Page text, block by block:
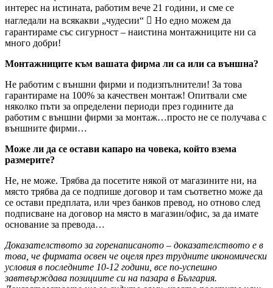
интерес на истината, работим вече 21 години, и сме се
нагледали на всякакви „чудесии“  Но едно можем да
гарантираме със сигурност – наистина монтажниците ни са
много добри!
Монтажниците към вашата фирма ли са или са външна?
Не работим с външни фирми и подизпълнители! За това
гарантираме на 100% за качествен монтаж! Опитвали сме
няколко пъти за определени периоди през годините да
работим с външни фирми за монтаж…просто не се получава с
външните фирми…
Може ли да се остави капаро на човека, който взема
размерите?
Не, не може. Трябва да посетите някой от магазините ни, на
място трябва да се подпише договор и там съответно може да
се остави предплата, или чрез банков превод, но отново след
подписване на договор на място в магазин/офис, за да имате
основание за превода…
Доказателството за горенаписаното – доказателството е в
това, че фирмата освен че оцеля през трудните икономически
условия в последните 10-12 години, все по-успешно
завтвърждава позициите си на пазара в България.